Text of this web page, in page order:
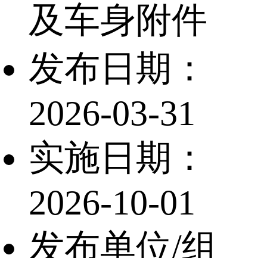
及车身附件
发布日期：
2026-03-31
实施日期：
2026-10-01
发布单位/组